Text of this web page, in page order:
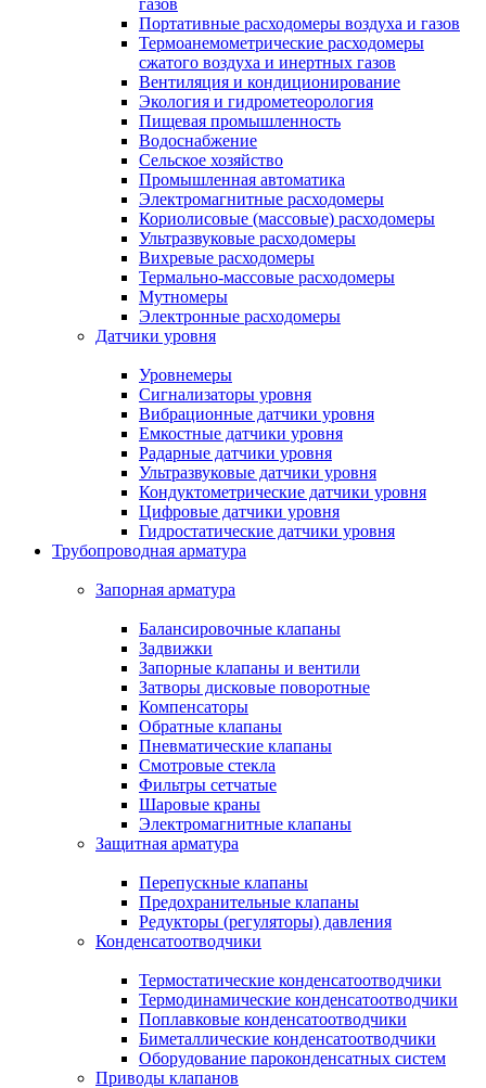
газов
Портативные расходомеры воздуха и газов
Термоанемометрические расходомеры
сжатого воздуха и инертных газов
Вентиляция и кондиционирование
Экология и гидрометеорология
Пищевая промышленность
Водоснабжение
Сельское хозяйство
Промышленная автоматика
Электромагнитные расходомеры
Кориолисовые (массовые) расходомеры
Ультразвуковые расходомеры
Вихревые расходомеры
Термально-массовые расходомеры
Мутномеры
Электронные расходомеры
Датчики уровня
Уровнемеры
Сигнализаторы уровня
Вибрационные датчики уровня
Емкостные датчики уровня
Радарные датчики уровня
Ультразвуковые датчики уровня
Кондуктометрические датчики уровня
Цифровые датчики уровня
Гидростатические датчики уровня
Трубопроводная арматура
Запорная арматура
Балансировочные клапаны
Задвижки
Запорные клапаны и вентили
Затворы дисковые поворотные
Компенсаторы
Обратные клапаны
Пневматические клапаны
Смотровые стекла
Фильтры сетчатые
Шаровые краны
Электромагнитные клапаны
Защитная арматура
Перепускные клапаны
Предохранительные клапаны
Редукторы (регуляторы) давления
Конденсатоотводчики
Термостатические конденсатоотводчики
Термодинамические конденсатоотводчики
Поплавковые конденсатоотводчики
Биметаллические конденсатоотводчики
Оборудование пароконденсатных систем
Приводы клапанов